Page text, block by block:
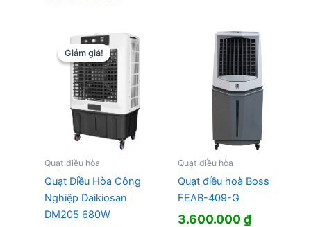
5.029.000 ₫.
là:
3.590.000 ₫.
Giảm giá!
Giảm giá!
Quạt điều hòa
Quạt Điều Hòa Công
Nghiệp Daikiosan
DM205 680W
Quạt điều hòa
Quạt điều hoà Boss
FEAB-409-G
3.600.000₫